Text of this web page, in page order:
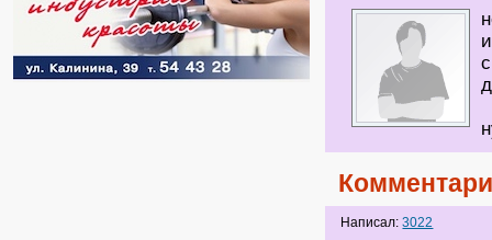
Написал:3022